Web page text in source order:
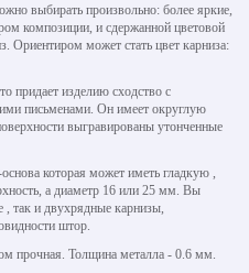
выбирать произвольно: более яркие,
композиции, и сдержанной цветовой
Ориентиром может стать цвет карниза:
придает изделию сходство с
письменами. Он имеет округлую
выгравированы утонченные
которая может иметь гладкую ,
а диаметр 16 или 25 мм. Вы
так и двухрядные карнизы,
штор.
прочная. Толщина металла - 0.6 мм.